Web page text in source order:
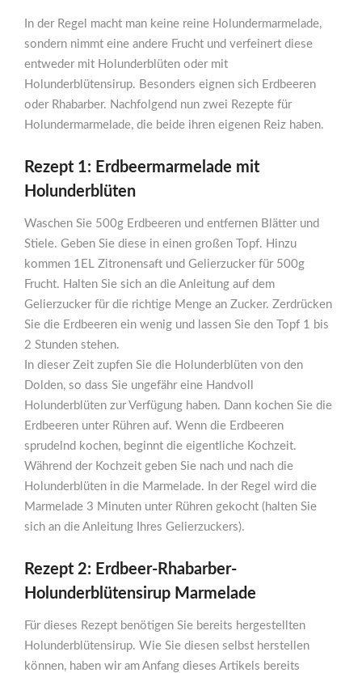
In der Regel macht man keine reine Holundermarmelade,
sondern nimmt eine andere Frucht und verfeinert diese
entweder mit Holunderblüten oder mit
Holunderblütensirup. Besonders eignen sich Erdbeeren
oder Rhabarber. Nachfolgend nun zwei Rezepte für
Holundermarmelade, die beide ihren eigenen Reiz haben.
Rezept 1: Erdbeermarmelade mit
Holunderblüten
Waschen Sie 500g Erdbeeren und entfernen Blätter und
Stiele. Geben Sie diese in einen großen Topf. Hinzu
kommen 1EL Zitronensaft und Gelierzucker für 500g
Frucht. Halten Sie sich an die Anleitung auf dem
Gelierzucker für die richtige Menge an Zucker. Zerdrücken
Sie die Erdbeeren ein wenig und lassen Sie den Topf 1 bis
2 Stunden stehen.
In dieser Zeit zupfen Sie die Holunderblüten von den
Dolden, so dass Sie ungefähr eine Handvoll
Holunderblüten zur Verfügung haben. Dann kochen Sie die
Erdbeeren unter Rühren auf. Wenn die Erdbeeren
sprudelnd kochen, beginnt die eigentliche Kochzeit.
Während der Kochzeit geben Sie nach und nach die
Holunderblüten in die Marmelade. In der Regel wird die
Marmelade 3 Minuten unter Rühren gekocht (halten Sie
sich an die Anleitung Ihres Gelierzuckers).
Rezept 2: Erdbeer-Rhabarber-
Holunderblütensirup Marmelade
Für dieses Rezept benötigen Sie bereits hergestellten
Holunderblütensirup. Wie Sie diesen selbst herstellen
können, haben wir am Anfang dieses Artikels bereits